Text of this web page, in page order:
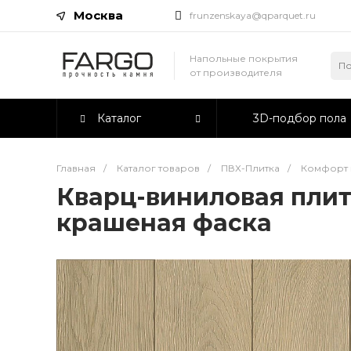
Москва frunzenskaya@qparquet.ru
Напольные покрытия
от производителя
Каталог 3D-подбор пола
Главная / Каталог товаров / ПВХ-Плитка / Комфорт
Кварц-виниловая
крашеная фаска